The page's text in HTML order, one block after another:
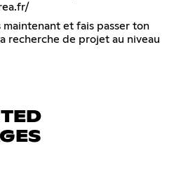
maintenant et fais passer ton
recherche de projet au niveau